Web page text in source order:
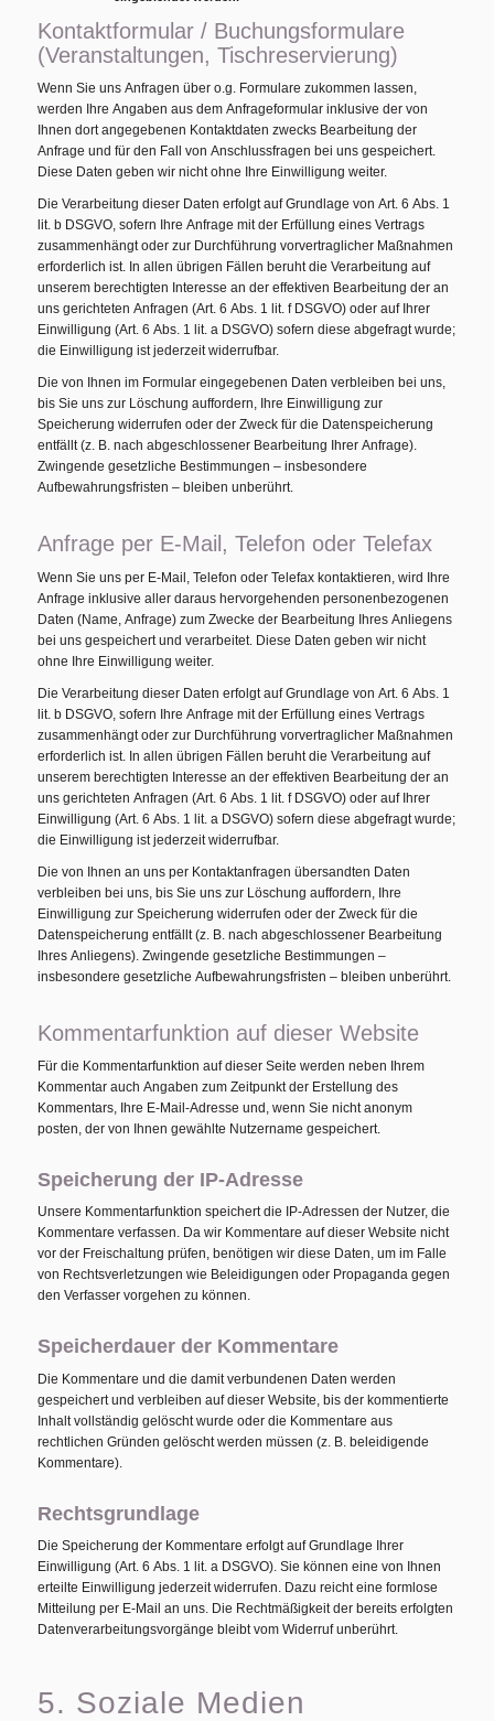
Kontaktformular / Buchungsformulare
(Veranstaltungen, Tischreservierung)
Wenn Sie uns Anfragen über o.g. Formulare zukommen lassen,
werden Ihre Angaben aus dem Anfrageformular inklusive der von
Ihnen dort angegebenen Kontaktdaten zwecks Bearbeitung der
Anfrage und für den Fall von Anschlussfragen bei uns gespeichert.
Diese Daten geben wir nicht ohne Ihre Einwilligung weiter.
Die Verarbeitung dieser Daten erfolgt auf Grundlage von Art. 6 Abs. 1
lit. b DSGVO, sofern Ihre Anfrage mit der Erfüllung eines Vertrags
zusammenhängt oder zur Durchführung vorvertraglicher Maßnahmen
erforderlich ist. In allen übrigen Fällen beruht die Verarbeitung auf
unserem berechtigten Interesse an der effektiven Bearbeitung der an
uns gerichteten Anfragen (Art. 6 Abs. 1 lit. f DSGVO) oder auf Ihrer
Einwilligung (Art. 6 Abs. 1 lit. a DSGVO) sofern diese abgefragt wurde;
die Einwilligung ist jederzeit widerrufbar.
Die von Ihnen im Formular eingegebenen Daten verbleiben bei uns,
bis Sie uns zur Löschung auffordern, Ihre Einwilligung zur
Speicherung widerrufen oder der Zweck für die Datenspeicherung
entfällt (z. B. nach abgeschlossener Bearbeitung Ihrer Anfrage).
Zwingende gesetzliche Bestimmungen – insbesondere
Aufbewahrungsfristen – bleiben unberührt.
Anfrage per E-Mail, Telefon oder Telefax
Wenn Sie uns per E-Mail, Telefon oder Telefax kontaktieren, wird Ihre
Anfrage inklusive aller daraus hervorgehenden personenbezogenen
Daten (Name, Anfrage) zum Zwecke der Bearbeitung Ihres Anliegens
bei uns gespeichert und verarbeitet. Diese Daten geben wir nicht
ohne Ihre Einwilligung weiter.
Die Verarbeitung dieser Daten erfolgt auf Grundlage von Art. 6 Abs. 1
lit. b DSGVO, sofern Ihre Anfrage mit der Erfüllung eines Vertrags
zusammenhängt oder zur Durchführung vorvertraglicher Maßnahmen
erforderlich ist. In allen übrigen Fällen beruht die Verarbeitung auf
unserem berechtigten Interesse an der effektiven Bearbeitung der an
uns gerichteten Anfragen (Art. 6 Abs. 1 lit. f DSGVO) oder auf Ihrer
Einwilligung (Art. 6 Abs. 1 lit. a DSGVO) sofern diese abgefragt wurde;
die Einwilligung ist jederzeit widerrufbar.
Die von Ihnen an uns per Kontaktanfragen übersandten Daten
verbleiben bei uns, bis Sie uns zur Löschung auffordern, Ihre
Einwilligung zur Speicherung widerrufen oder der Zweck für die
Datenspeicherung entfällt (z. B. nach abgeschlossener Bearbeitung
Ihres Anliegens). Zwingende gesetzliche Bestimmungen –
insbesondere gesetzliche Aufbewahrungsfristen – bleiben unberührt.
Kommentar­funktion auf dieser Website
Für die Kommentarfunktion auf dieser Seite werden neben Ihrem
Kommentar auch Angaben zum Zeitpunkt der Erstellung des
Kommentars, Ihre E-Mail-Adresse und, wenn Sie nicht anonym
posten, der von Ihnen gewählte Nutzername gespeichert.
Speicherung der IP-Adresse
Unsere Kommentarfunktion speichert die IP-Adressen der Nutzer, die
Kommentare verfassen. Da wir Kommentare auf dieser Website nicht
vor der Freischaltung prüfen, benötigen wir diese Daten, um im Falle
von Rechtsverletzungen wie Beleidigungen oder Propaganda gegen
den Verfasser vorgehen zu können.
Speicherdauer der Kommentare
Die Kommentare und die damit verbundenen Daten werden
gespeichert und verbleiben auf dieser Website, bis der kommentierte
Inhalt vollständig gelöscht wurde oder die Kommentare aus
rechtlichen Gründen gelöscht werden müssen (z. B. beleidigende
Kommentare).
Rechtsgrundlage
Die Speicherung der Kommentare erfolgt auf Grundlage Ihrer
Einwilligung (Art. 6 Abs. 1 lit. a DSGVO). Sie können eine von Ihnen
erteilte Einwilligung jederzeit widerrufen. Dazu reicht eine formlose
Mitteilung per E-Mail an uns. Die Rechtmäßigkeit der bereits erfolgten
Datenverarbeitungsvorgänge bleibt vom Widerruf unberührt.
5. Soziale Medien